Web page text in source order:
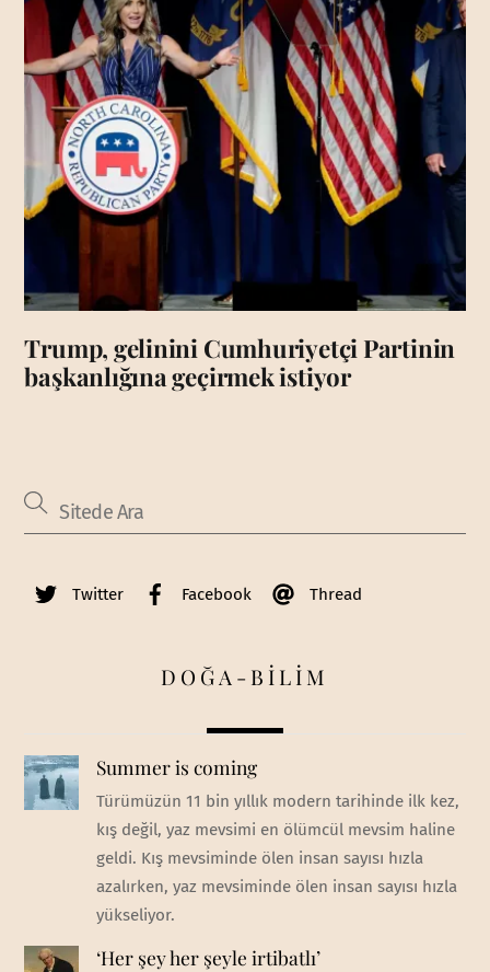
Trump, gelinini Cumhuriyetçi Partinin
başkanlığına geçirmek istiyor
Twitter Facebook Thread
DOĞA-BİLİM
Summer is coming
Türümüzün 11 bin yıllık modern tarihinde ilk kez,
kış değil, yaz mevsimi en ölümcül mevsim haline
geldi. Kış mevsiminde ölen insan sayısı hızla
azalırken, yaz mevsiminde ölen insan sayısı hızla
yükseliyor.
‘Her şey her şeyle irtibatlı’